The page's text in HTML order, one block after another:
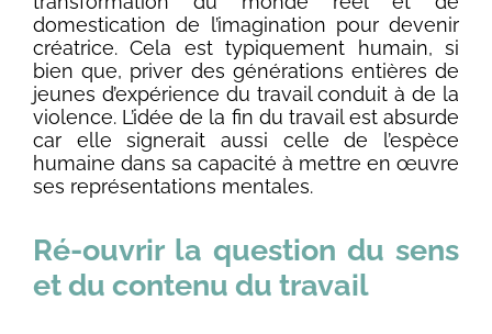
domestication de l’imagination pour devenir
créatrice. Cela est typiquement humain, si
bien que, priver des générations entières de
jeunes d’expérience du travail conduit à de la
violence. L’idée de la fin du travail est absurde
car elle signerait aussi celle de l’espèce
humaine dans sa capacité à mettre en œuvre
ses représentations mentales.
Ré-ouvrir la question du sens
et du contenu du travail